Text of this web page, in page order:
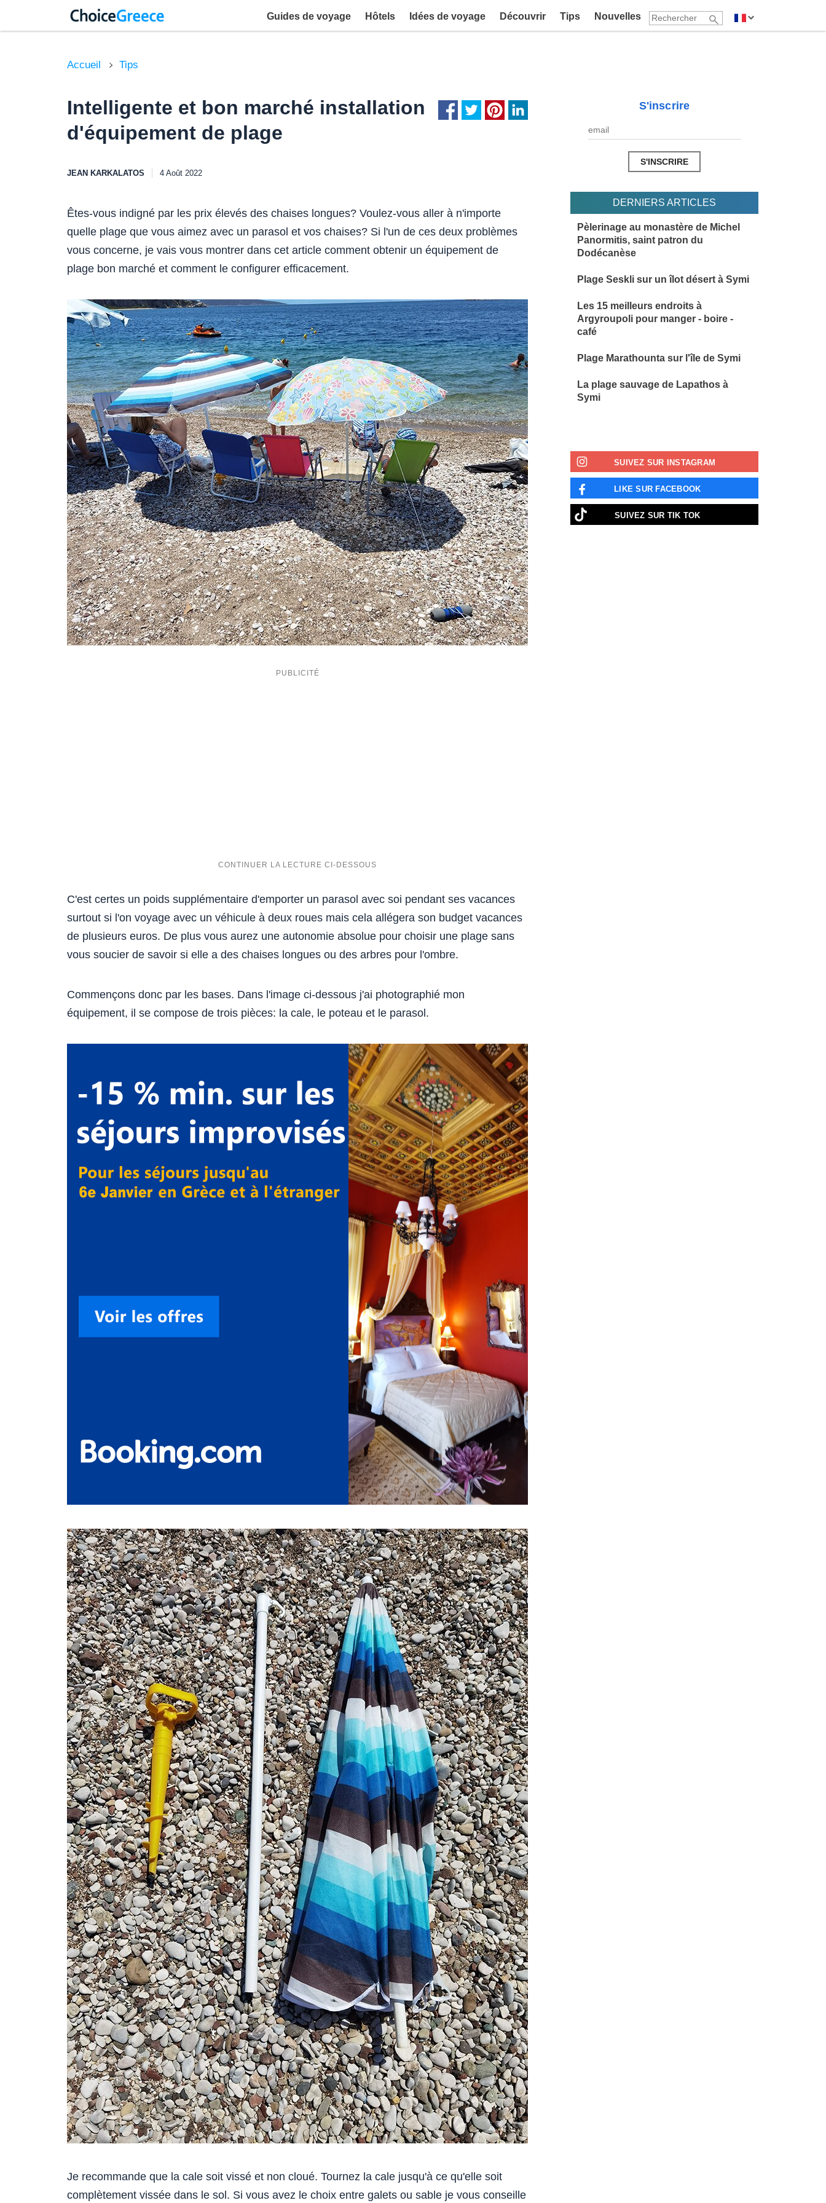
Guides de voyage Hôtels Idées de voyage Découvrir Tips Nouvelles
Accueil Tips
S'inscrire
DERNIERS ARTICLES
Pèlerinage au monastère de Michel
Panormitis, saint patron du
Dodécanèse
Plage Seskli sur un îlot désert à Symi
Les 15 meilleurs endroits à
Argyroupoli pour manger - boire -
café
Plage Marathounta sur l'île de Symi
La plage sauvage de Lapathos à
Symi
SUIVEZ SUR INSTAGRAM
LIKE SUR FACEBOOK
SUIVEZ SUR ΤΙΚ ΤΟΚ
Intelligente et bon marché installation
d'équipement de plage
JEAN KARKALATOS 4 Août 2022
Êtes-vous indigné par les prix élevés des chaises longues? Voulez-vous aller à n'importe
quelle plage que vous aimez avec un parasol et vos chaises? Si l'un de ces deux problèmes
vous concerne, je vais vous montrer dans cet article comment obtenir un équipement de
plage bon marché et comment le configurer efficacement.
C'est certes un poids supplémentaire d'emporter un parasol avec soi pendant ses vacances
surtout si l'on voyage avec un véhicule à deux roues mais cela allégera son budget vacances
de plusieurs euros. De plus vous aurez une autonomie absolue pour choisir une plage sans
vous soucier de savoir si elle a des chaises longues ou des arbres pour l'ombre.
Commençons donc par les bases. Dans l'image ci-dessous j'ai photographié mon
équipement, il se compose de trois pièces: la cale, le poteau et le parasol.
Je recommande que la cale soit vissé et non cloué. Tournez la cale jusqu'à ce qu'elle soit
complètement vissée dans le sol. Si vous avez le choix entre galets ou sable je vous conseille